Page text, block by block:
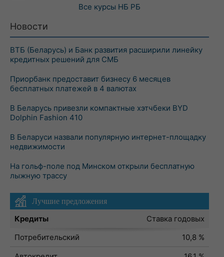
Все курсы НБ РБ
Новости
ВТБ (Беларусь) и Банк развития расширили линейку
кредитных решений для СМБ
Приорбанк предоставит бизнесу 6 месяцев
бесплатных платежей в 4 валютах
В Беларусь привезли компактные хэтчбеки BYD
Dolphin Fashion 410
В Беларуси назвали популярную интернет-площадку
недвижимости
На гольф-поле под Минском открыли бесплатную
лыжную трассу
Лучшие предложения
Кредиты
Ставка годовых
Потребительский
10,8 %